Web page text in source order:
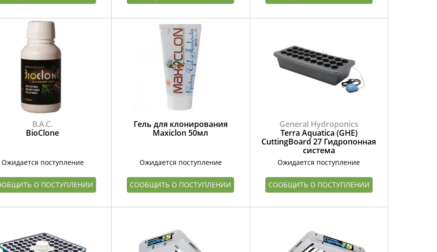
B.A.C.
BioClone
Ожидается поступление
О ПОСТУПЛЕНИИ
Гель для клонирования
Maxiclon 50мл
Ожидается поступление
СООБЩИТЬ О ПОСТУПЛЕНИИ
General Hydroponics
Terra Aquatica (GHE)
CuttingBoard 27 Гидропонная
система
Ожидается поступление
СООБЩИТЬ О ПОСТУПЛЕНИИ